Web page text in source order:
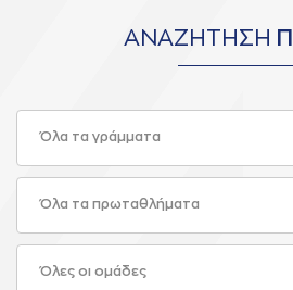
ΑΝΑΖΗΤΗΣΗ
Όλα τα γράμματα
Όλα τα πρωταθλήματα
Όλες οι ομάδες